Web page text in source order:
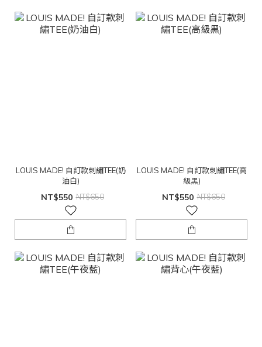
LOUIS MADE! 自訂款刺繡TEE(奶
油白)
NT$550 NT$650
LOUIS MADE! 自訂款刺繡TEE(高
級黑)
NT$550 NT$650